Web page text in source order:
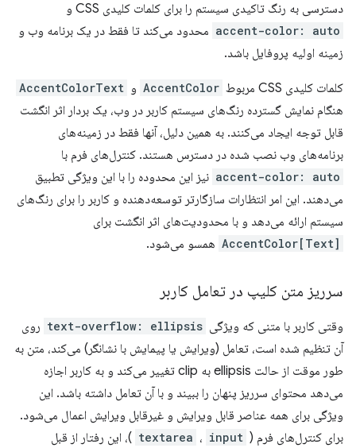
دسترسی به رنگ تاکیدی سیستم را برای کلمات کلیدی CSS و
accent-color: auto محدود می‌کند تا فقط در یک برنامه وب و
زمینه اولیه پروفایل باشد.
کلمات کلیدی CSS مربوط AccentColor و AccentColorText
هنگام نمایش گسترده رنگ‌های سیستم کاربر در وب، یک بردار اثر انگشت
قابل توجه ایجاد می‌کنند. به همین دلیل، آنها فقط در زمینه‌های
برنامه‌های وب نصب شده در دسترس هستند. کنترل‌های فرم با
accent-color: auto نیز این محدوده را با این ویژگی تطبیق
می‌دهند. این امر انتظارات سازگارتر توسعه‌دهنده و کاربر را برای رنگ‌های
سیستم ارائه می‌دهد و با محدودیت‌های اثر انگشت برای
AccentColor[Text] همسو می‌شود.
سرریز متن کلیپ در تعامل کاربر
وقتی کاربر با متنی که ویژگی text-overflow: ellipsis روی
آن تنظیم شده است، تعامل (ویرایش یا پیمایش با نشانگر) می‌کند، متن به
طور موقت از حالت ellipsis به clip تغییر می‌کند و به کاربر اجازه
می‌دهد محتوای سرریز پنهان را ببیند و با آن تعامل داشته باشد. این
ویژگی برای همه عناصر قابل ویرایش و غیرقابل ویرایش اعمال می‌شود.
برای کنترل‌های فرم (
textarea ، input )، این رفتار از قبل